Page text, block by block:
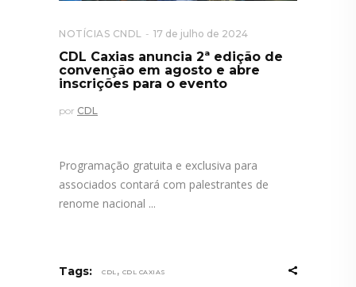
NOTÍCIAS CNDL 17 de julho de 2024
CDL Caxias anuncia 2ª edição de
convenção em agosto e abre
inscrições para o evento
por CDL
Programação gratuita e exclusiva para
associados contará com palestrantes de
renome nacional
Tags: CDL , CDL CAXIAS